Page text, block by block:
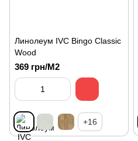
Линолеум IVC Bingo Classic
Wood
369 грн/М2
+16